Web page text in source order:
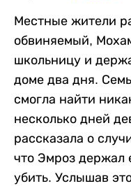
Местные жители
обвиняемый,
школьницу и
доме два дня.
смогла найти
несколько дней
рассказала о
что Эмроз держал
убить. Услышав